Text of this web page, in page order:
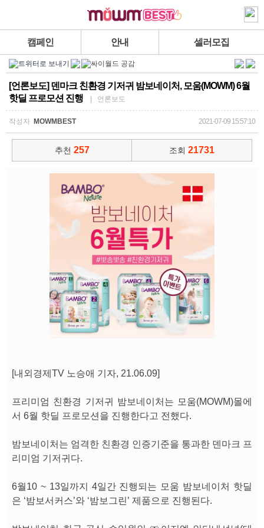
캠페인 안내 셀러모집
[언론보도] 덴마크 친환경 기저귀 밤보네이처, 모움(MOWM) 6월
핫딜 프로모션 진행
| 언론보도
작성자 MOWMBEST 2021-07-09 15:57:10
추천 257 조회 21731
[내외경제TV 노승애 기자, 21.06.09]
프리미엄 친환경 기저귀 밤보네이처는 모움(MOWM)몰에
서 6월 핫딜 프로모션을 진행한다고 전했다.
밤보네이처는 엄격한 친환경 인증기준을 통과한 덴마크 프
리미엄 기저귀다.
6월10 ~ 13일까지 4일간 진행되는 모움 밤보네이처 핫딜
은 ‘밤보서커스’와 ‘밤보그린’ 제품으로 진행된다.